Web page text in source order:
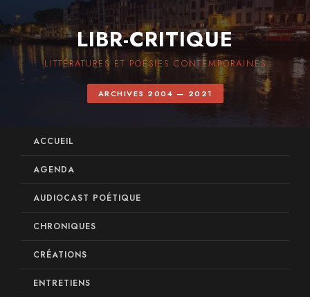
LIBR-CRITIQUE
LITTÉRATURES ET POÉSIES CONTEMPORAINES
ARCHIVES 2004 — 2021
ACCUEIL
AGENDA
AUDIOCAST POÉTIQUE
CHRONIQUES
CRÉATIONS
ENTRETIENS